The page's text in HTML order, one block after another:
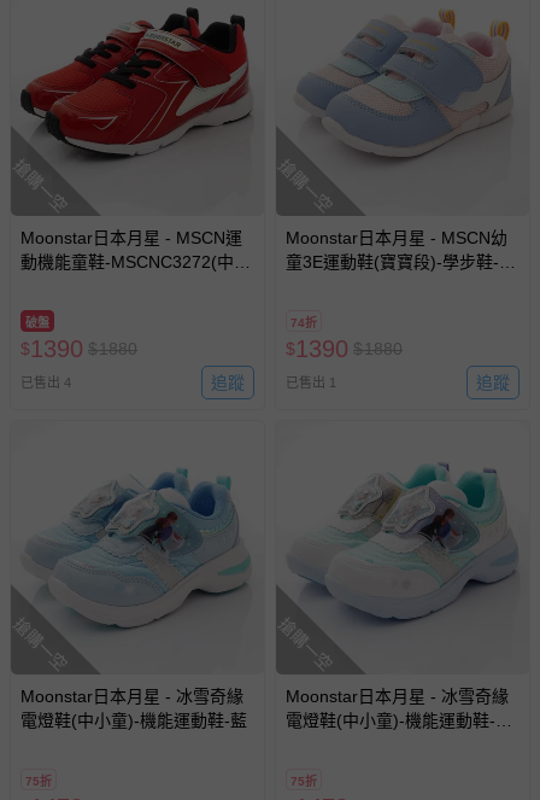
搶購一空
Moonstar日本月星 - MSCN運
動機能童鞋-MSCNC3272(中大
破盤
$1390 $1880
已售出 4 追蹤
搶購一空
Moonstar日本月星 - MSCN幼
童3E運動鞋(寶寶段)-學步鞋-藍
74折
$1390 $1880
已售出 1 追蹤
搶購一空
Moonstar日本月星 - 冰雪奇緣
電燈鞋(中小童)-機能運動鞋-藍
75折
搶購一空
Moonstar日本月星 - 冰雪奇緣
電燈鞋(中小童)-機能運動鞋-白
75折